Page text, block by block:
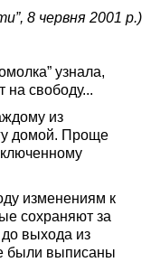
8 червня 2001 р.)
узнала,
на свободу...
из
домой. Проще
изменениям к
сохраняют за
выхода из
были выписаны